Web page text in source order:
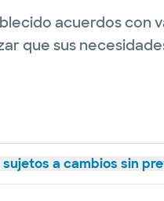
acuerdos con
que sus
a cambios sin